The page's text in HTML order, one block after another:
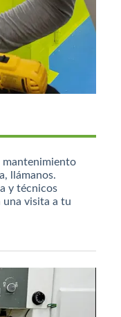
mantenimiento
llámanos.
y técnicos
una visita a tu